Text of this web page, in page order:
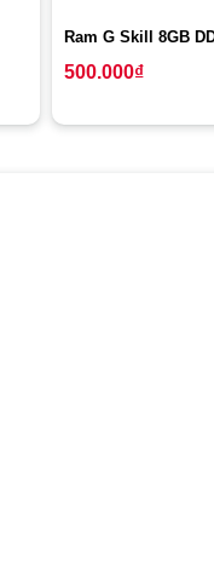
Ram G Skill 8GB
500.000₫